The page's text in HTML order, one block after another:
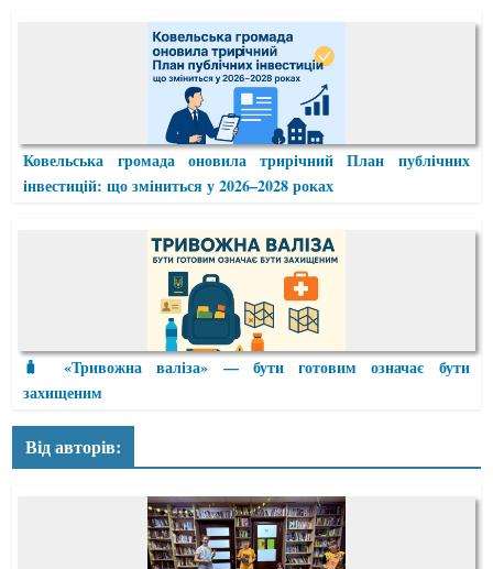
Ковельська громада оновила трирічний План публічних
інвестицій: що зміниться у 2026–2028 роках
🧳 «Тривожна валіза» — бути готовим означає бути
захищеним
Від авторів: